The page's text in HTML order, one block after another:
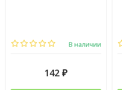
В наличии
142 ₽